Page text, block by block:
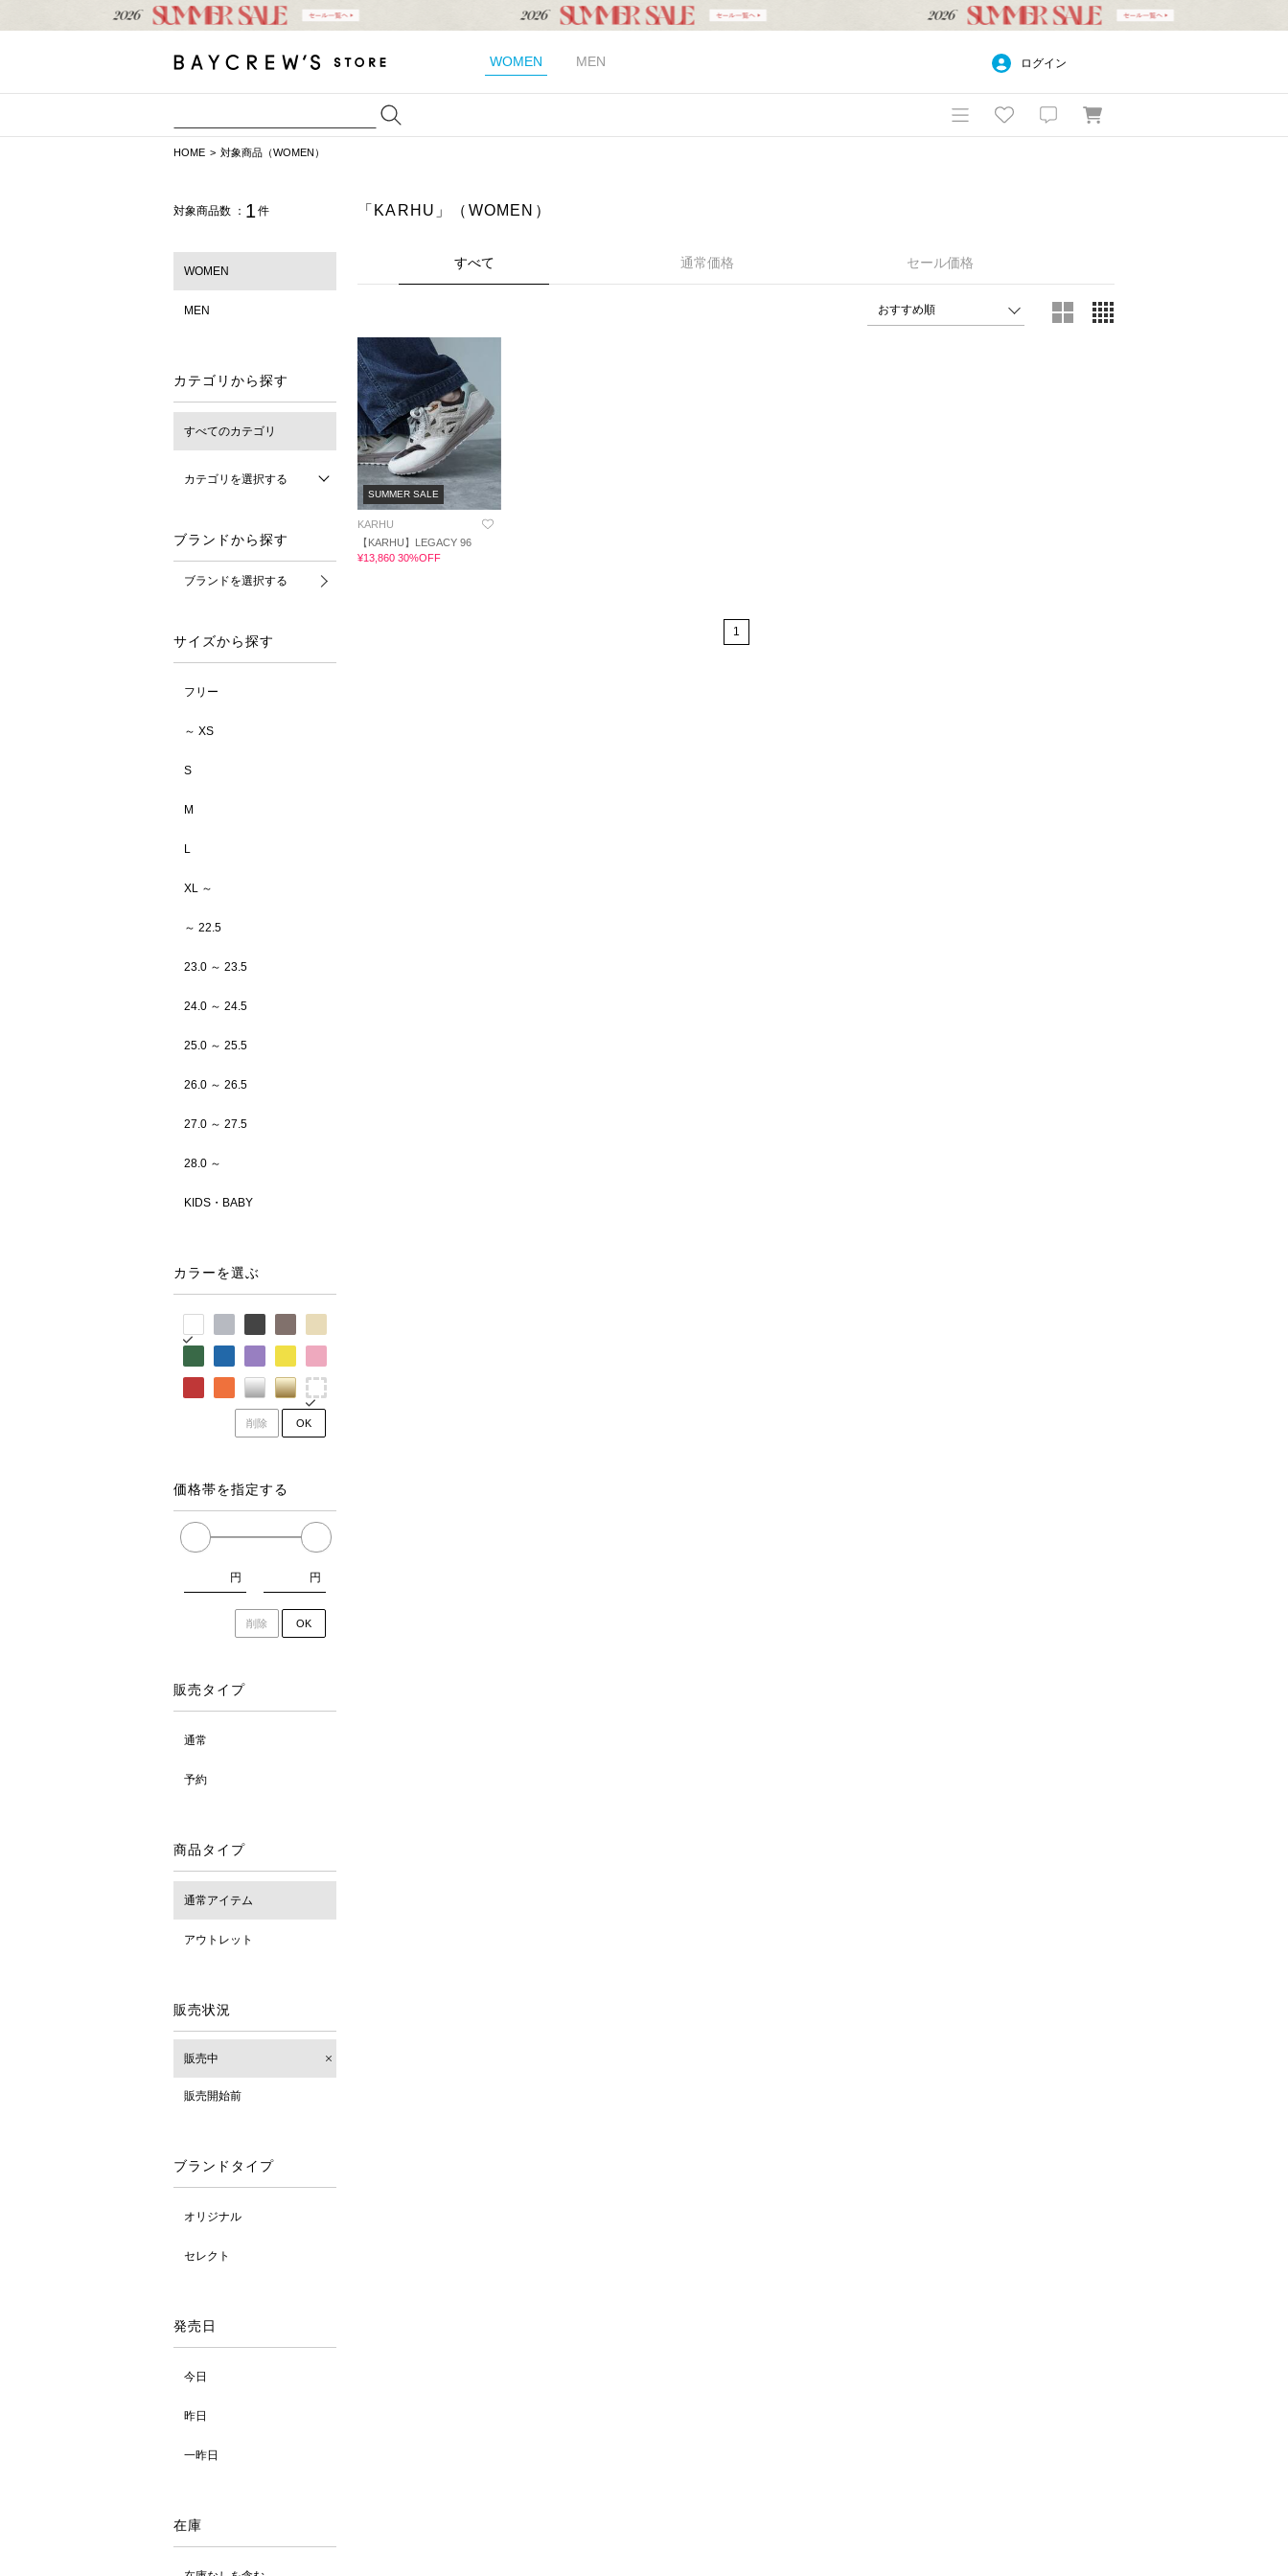
WOMEN MEN ログイン
HOME 対象商品（WOMEN）
対象商品数 ： 1 件
WOMEN
MEN
カテゴリから探す
すべてのカテゴリ
カテゴリを選択する
ブランドから探す
ブランドを選択する
サイズから探す
フリー
～ XS
S
M
L
XL ～
～ 22.5
23.0 ～ 23.5
24.0 ～ 24.5
25.0 ～ 25.5
26.0 ～ 26.5
27.0 ～ 27.5
28.0 ～
KIDS・BABY
カラーを選ぶ
削除 OK
価格帯を指定する
円 円
削除 OK
販売タイプ
通常
予約
商品タイプ
通常アイテム
アウトレット
販売状況
販売中
販売開始前
ブランドタイプ
オリジナル
セレクト
発売日
今日
昨日
一昨日
在庫
「KARHU」（WOMEN）
すべて 通常価格 セール価格
SUMMER SALE
KARHU
【KARHU】LEGACY 96
¥13,860 30%OFF
1